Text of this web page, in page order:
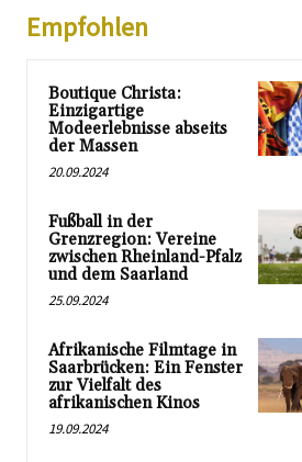
Empfohlen
Boutique Christa:
Einzigartige
Modeerlebnisse abseits
der Massen
20.09.2024
Fußball in der
Grenzregion: Vereine
zwischen Rheinland-Pfalz
und dem Saarland
25.09.2024
Afrikanische Filmtage in
Saarbrücken: Ein Fenster
zur Vielfalt des
afrikanischen Kinos
19.09.2024